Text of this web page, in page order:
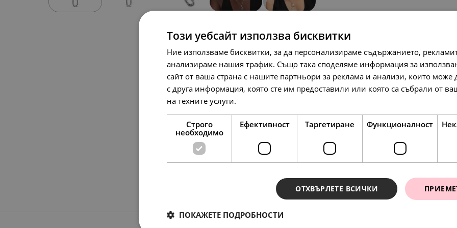
139.00 € 35.00 €
SALE
Този уебсайт използва бисквитки
Ние използваме бисквитки, за да персонализираме съдържанието,
анализираме нашия трафик. Също така споделяме информация за
сайт от ваша страна с нашите партньори за реклама и анализи, които може
с друга информация, която сте им предоставили или която са събрали от
на техните услуги.
Строго
необходимо
Ефективност Таргетиране Функционалност
ОТХВЪРЛЕТЕ ВСИЧКИ
ПОКАЖЕТЕ ПОДРОБНОСТИ